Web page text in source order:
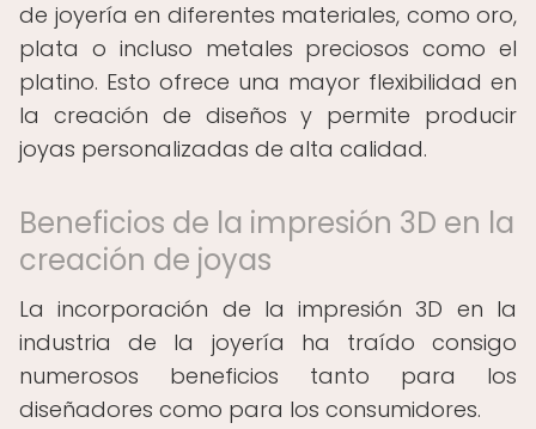
de joyería en diferentes materiales, como oro,
plata o incluso metales preciosos como el
platino. Esto ofrece una mayor flexibilidad en
la creación de diseños y permite producir
joyas personalizadas de alta calidad.
Beneficios de la impresión 3D en la
creación de joyas
La incorporación de la impresión 3D en la
industria de la joyería ha traído consigo
numerosos beneficios tanto para los
diseñadores como para los consumidores.